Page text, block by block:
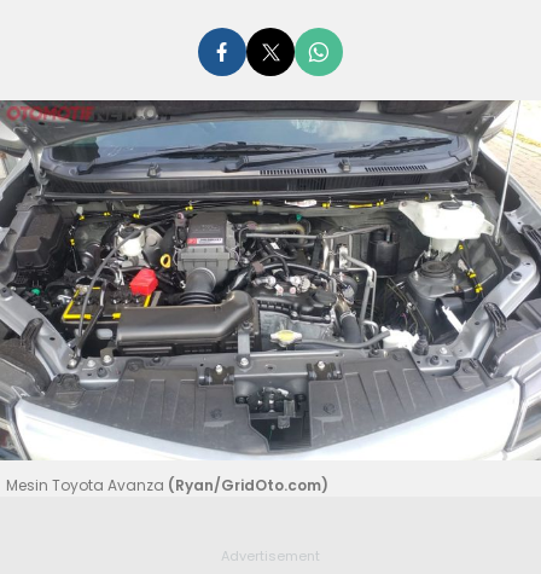
Mesin Toyota Avanza (Ryan/GridOto.com)